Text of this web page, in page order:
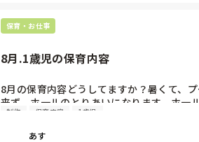
です。
今のウレタン製を活かすなら、壁や固定家具で
保育・お仕事
8月.1歳児の保育内容
8月の保育内容どうしてますか？暑くて、
来ず、ホ一ルのとりあいになります。ホ一
一ルや平均台、風船で遊んでいます。製作
制作 保育内容 1歳児
あす